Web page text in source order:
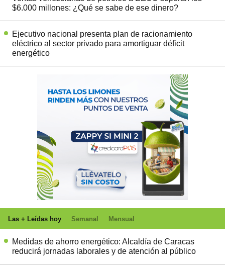
$6.000 millones: ¿Qué se sabe de ese dinero?
Ejecutivo nacional presenta plan de racionamiento
eléctrico al sector privado para amortiguar déficit
energético
Las + Leídas hoy Semanal Mensual
Medidas de ahorro energético: Alcaldía de Caracas
reducirá jornadas laborales y de atención al público